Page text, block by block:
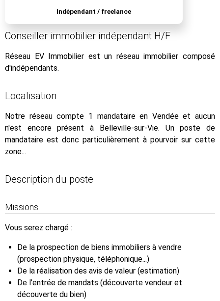
Indépendant / freelance
Conseiller immobilier indépendant H/F
Réseau EV Immobilier est un réseau immobilier composé
d'indépendants.
Localisation
Notre réseau compte 1 mandataire en Vendée et aucun
n'est encore présent à Belleville-sur-Vie. Un poste de
mandataire est donc particulièrement à pourvoir sur cette
zone...
Description du poste
Missions
Vous serez chargé :
De la prospection de biens immobiliers à vendre
(prospection physique, téléphonique...)
De la réalisation des avis de valeur (estimation)
De l’entrée de mandats (découverte vendeur et
découverte du bien)